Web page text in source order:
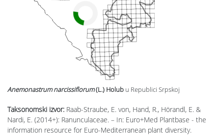
Taksonomski izvor: Raab-Straube, E. von, Hand, R., Hörandl, E. &
Nardi, E. (2014+): Ranunculaceae. – In: Euro+Med Plantbase - the
information resource for Euro-Mediterranean plant diversity.
Anemonastrum narcissiflorum(L.) Holub u Republici Srpskoj